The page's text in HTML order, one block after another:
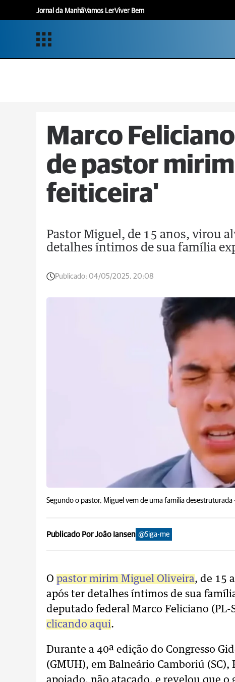
Jornal da ManhãVamos LerViver Bem
Marco
de pastor
feiticeira'
Pastor Miguel, de 15 anos, virou
detalhes íntimos de sua família
Publicado: 04/05/2025, 20:08
Segundo o pastor, Miguel vem de uma família desestruturada
Publicado Por João Iansen @Siga-me
O pastor mirim Miguel Oliveira, de 15
após ter detalhes íntimos de sua
deputado federal Marco Feliciano (PL-
clicando aqui.
Durante a 40ª edição do Congresso
(GMUH), em Balneário Camboriú
apoiado, não atacado, e revelou que o